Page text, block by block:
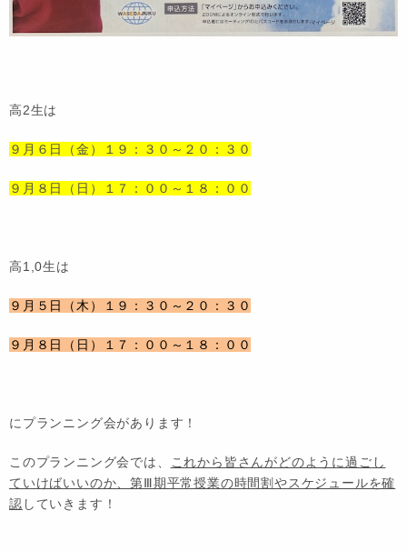
高2生は
９月６日（金）１９：３０～２０：３０
９月８日（日）１７：００～１８：００
高1,0生は
９月５日（木）１９：３０～２０：３０
９月８日（日）１７：００～１８：００
にプランニング会があります！
このプランニング会では、
これから皆さんがどのように過ごし
ていけばいいのか、第Ⅲ期平常授業の時間割やスケジュールを確
認 していきます！